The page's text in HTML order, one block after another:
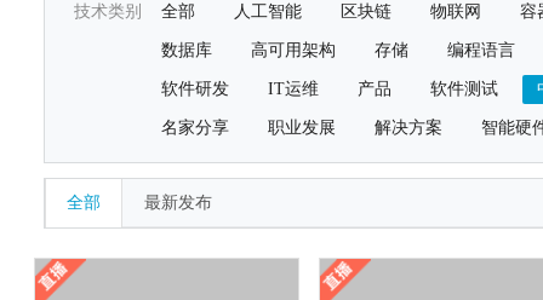
技术类别 全部 人工智能 区块链 物联网 容
数据库 高可用架构 存储 编程语言
软件研发 IT运维 产品 软件测试
名家分享 职业发展 解决方案 智能硬
全部 最新发布